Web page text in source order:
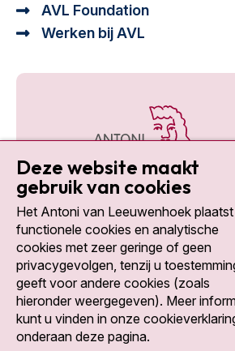
AVL Foundation
Werken bij AVL
Social media
Deze website maakt
gebruik van cookies
Het Antoni van Leeuwenhoek plaatst
functionele cookies en analytische
cookies met zeer geringe of geen
privacygevolgen, tenzij u
geeft voor andere cookies (zoals
hieronder weergegeven). Meer
kunt u vinden in onze
onderaan deze pagina.